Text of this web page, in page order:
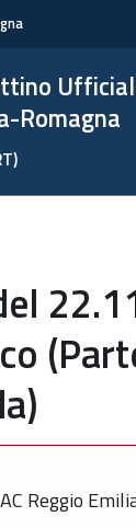
Romagna
Reggio